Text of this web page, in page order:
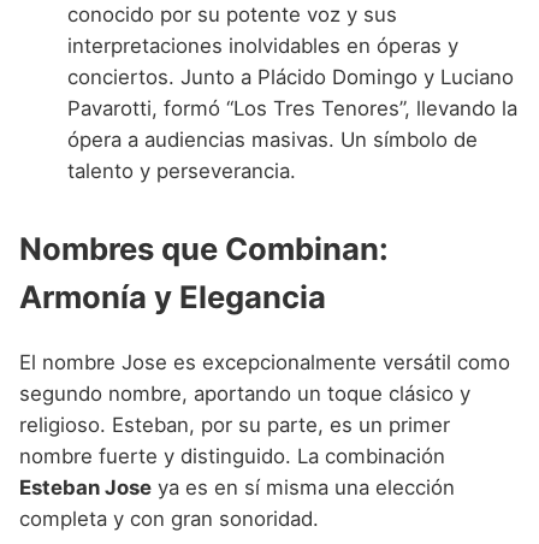
conocido por su potente voz y sus
interpretaciones inolvidables en óperas y
conciertos. Junto a Plácido Domingo y Luciano
Pavarotti, formó “Los Tres Tenores”, llevando la
ópera a audiencias masivas. Un símbolo de
talento y perseverancia.
Nombres que Combinan:
Armonía y Elegancia
El nombre Jose es excepcionalmente versátil como
segundo nombre, aportando un toque clásico y
religioso. Esteban, por su parte, es un primer
nombre fuerte y distinguido. La combinación
Esteban Jose ya es en sí misma una elección
completa y con gran sonoridad.